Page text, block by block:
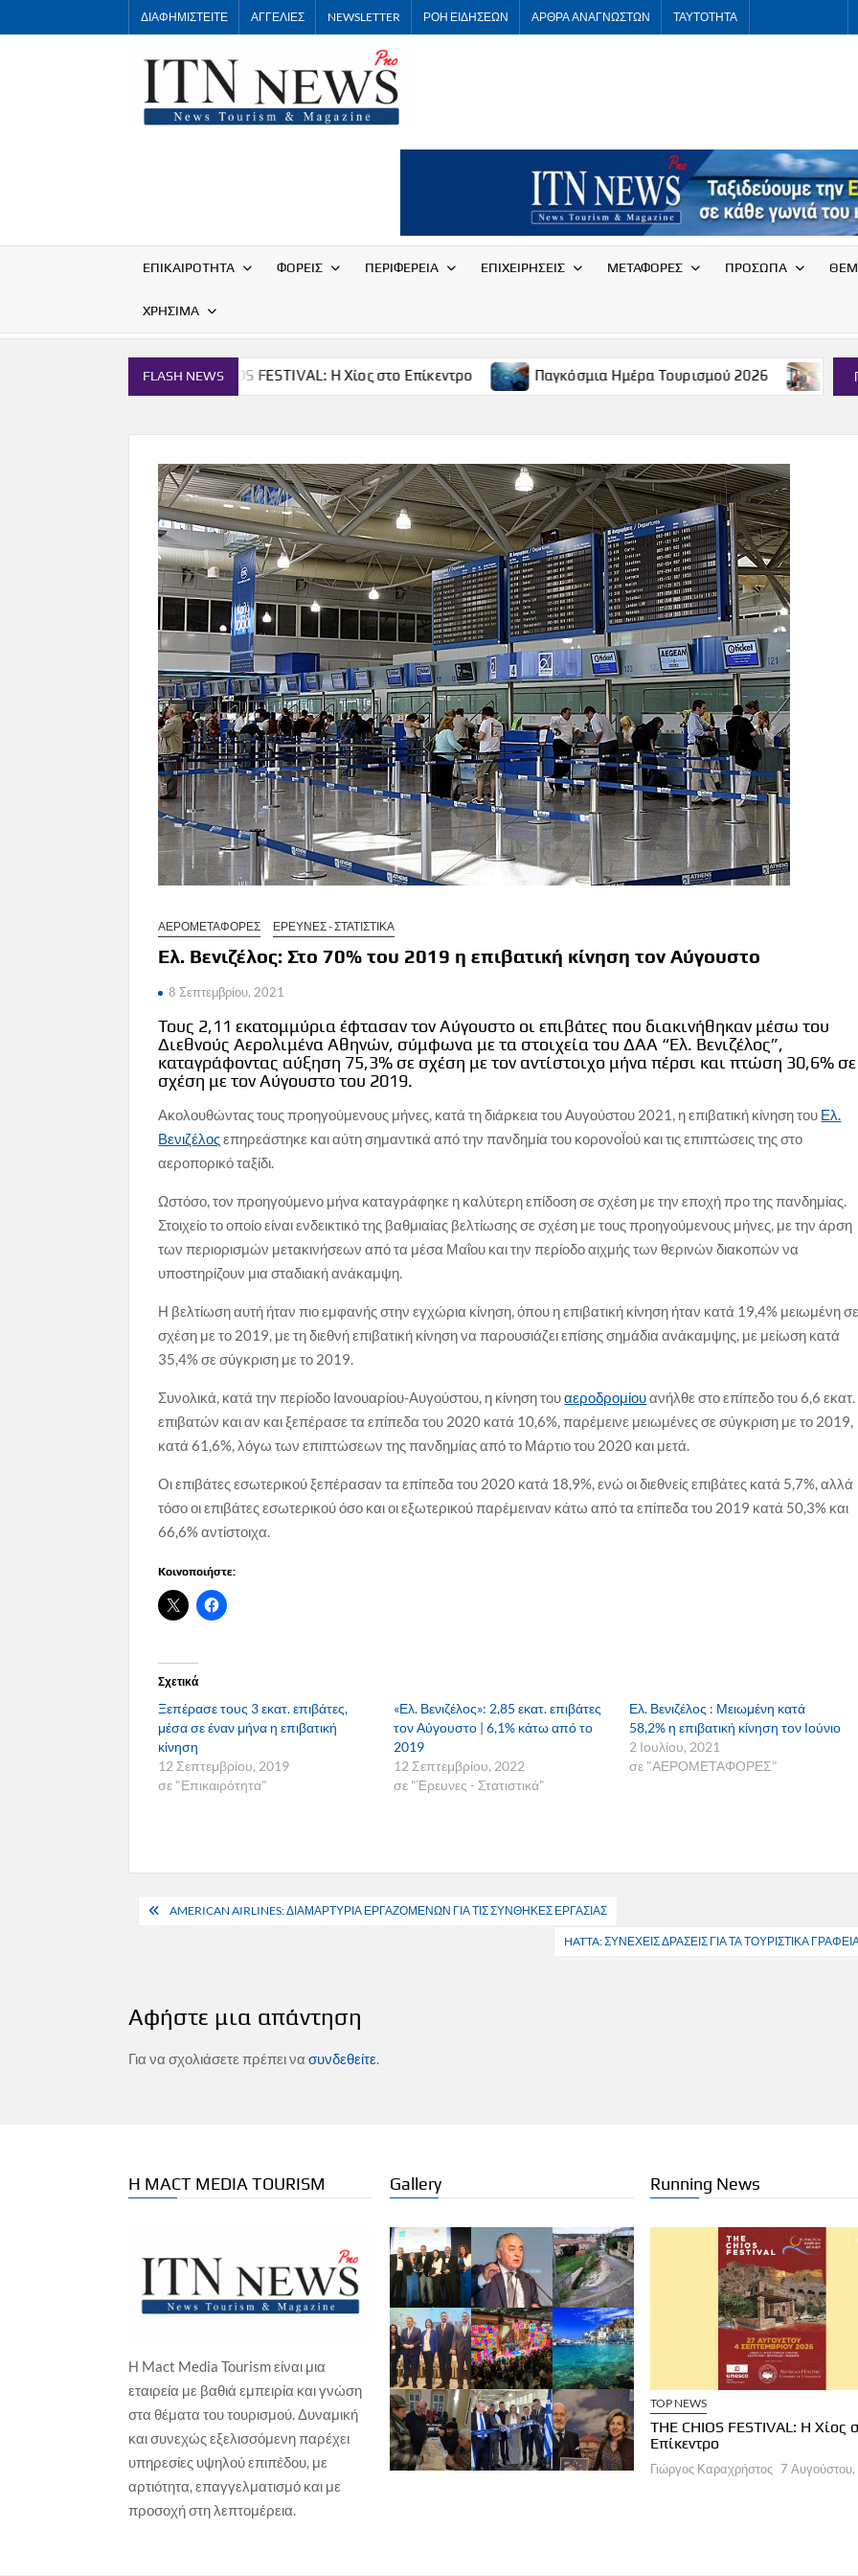
to
ΔΙΑΦΗΜΙΣΤΕΙΤΕ ΑΓΓΕΛΙΕΣ NEWSLETTER ΡΟΗ ΕΙΔΗΣΕΩΝ ΑΡΘΡΑ ΑΝΑΓΝΩΣΤΩΝ ΤΑΥΤΟΤΗΤΑ
News
ΕΠΙΚΑΙΡΟΤΗΤΑ ΦΟΡΕΙΣ ΠΕΡΙΦΕΡΕΙΑ ΕΠΙΧΕΙΡΗΣΕΙΣ ΜΕΤΑΦΟΡΕΣ ΠΡΟΣΩΠΑ
ΧΡΗΣΙΜΑ
FLASH NEWS
THE CHIOS FESTIVAL: Η Χίος στο Επίκεντρο Παγκόσμια Ημέρα Τουρισμού 2026 Συνάντηση
ΑΕΡΟΜΕΤΑΦΟΡΕΣ ΕΡΕΥΝΕΣ - ΣΤΑΤΙΣΤΙΚΑ
Ελ. Βενιζέλος: Στο 70% του 2019 η επιβατική κίνηση τον Αύγουστο
8 Σεπτεμβρίου, 2021
Τους 2,11 εκατομμύρια έφτασαν τον Αύγουστο οι επιβάτες που διακινήθηκαν μέσω του
Διεθνούς Αερολιμένα Αθηνών, σύμφωνα με τα στοιχεία του ΔΑΑ “Ελ. Βενιζέλος”,
καταγράφοντας αύξηση 75,3% σε σχέση με τον αντίστοιχο μήνα πέρσι και πτώση 30,6% σε
σχέση με τον Αύγουστο του 2019.
Ακολουθώντας τους προηγούμενους μήνες, κατά τη διάρκεια του Αυγούστου 2021, η επιβατική κίνηση του Ελ.
Βενιζέλοςεπηρεάστηκε και αύτη σημαντικά από την πανδημία του κορονοΪού και τις επιπτώσεις της στο
αεροπορικό ταξίδι.
Ωστόσο, τον προηγούμενο μήνα καταγράφηκε η καλύτερη επίδοση σε σχέση με την εποχή προ της πανδημίας.
Στοιχείο το οποίο είναι ενδεικτικό της βαθμιαίας βελτίωσης σε σχέση με τους προηγούμενους μήνες, με την άρση
των περιορισμών μετακινήσεων από τα μέσα Μαΐου και την περίοδο αιχμής των θερινών διακοπών να
υποστηρίζουν μια σταδιακή ανάκαμψη.
Η βελτίωση αυτή ήταν πιο εμφανής στην εγχώρια κίνηση, όπου η επιβατική κίνηση ήταν κατά 19,4% μειωμένη
σχέση με το 2019, με τη διεθνή επιβατική κίνηση να παρουσιάζει επίσης σημάδια ανάκαμψης, με μείωση κατά
35,4% σε σύγκριση με το 2019.
Συνολικά, κατά την περίοδο Ιανουαρίου-Αυγούστου, η κίνηση τουαεροδρομίουανήλθε στο επίπεδο του 6,6 εκατ.
επιβατών και αν και ξεπέρασε τα επίπεδα του 2020 κατά 10,6%, παρέμεινε μειωμένες σε σύγκριση με το 2019,
κατά 61,6%, λόγω των επιπτώσεων της πανδημίας από το Μάρτιο του 2020 και μετά.
Οι επιβάτες εσωτερικού ξεπέρασαν τα επίπεδα του 2020 κατά 18,9%, ενώ οι διεθνείς επιβάτες κατά 5,7%, αλλά
τόσο οι επιβάτες εσωτερικού όσο και οι εξωτερικού παρέμειναν κάτω από τα επίπεδα του 2019 κατά 50,3% και
66,6% αντίστοιχα.
Κοινοποιήστε:
Σχετικά
Ξεπέρασε τους 3 εκατ. επιβάτες,
μέσα σε έναν μήνα η επιβατική
κίνηση
12 Σεπτεμβρίου, 2019
σε "Επικαιρότητα"
«Ελ. Βενιζέλος»: 2,85 εκατ. επιβάτες
τον Αύγουστο | 6,1% κάτω από το
2019
12 Σεπτεμβρίου, 2022
σε "Έρευνες - Στατιστικά"
Ελ. Βενιζέλος : Μειωμένη κατά
58,2% η επιβατική κίνηση τον Ιούνιο
2 Ιουλίου, 2021
σε "ΑΕΡΟΜΕΤΑΦΟΡΕΣ"
Πλοήγηση
AMERICAN AIRLINES: ΔΙΑΜΑΡΤΥΡΙΑ ΕΡΓΑΖΟΜΕΝΩΝ ΓΙΑ ΤΙΣ ΣΥΝΘΗΚΕΣ ΕΡΓΑΣΙΑΣ
HATTA: ΣΥΝΕΧΕΙΣ ΔΡΑΣΕΙΣ ΓΙΑ ΤΑ ΤΟΥΡΙΣΤΙΚΑ
Αφήστε μια απάντηση
Για να σχολιάσετε πρέπει νασυνδεθείτε
Η MACT MEDIA TOURISM
Η Mact Media Tourism είναι μια
εταιρεία με βαθιά εμπειρία και γνώση
στα θέματα του τουρισμού. Δυναμική
και συνεχώς εξελισσόμενη παρέχει
υπηρεσίες υψηλού επιπέδου, με
αρτιότητα, επαγγελματισμό και με
προσοχή στη λεπτομέρεια.
Gallery Running News
ΕΠΙΧΕΙΡΗΣΕΙΣ ΞΕΝΟΔΟΧΕΙΑ
Wyndham Hotels & Resorts – Νέο
TRYP by Wyndham στη Χάγη, σε
ιστορικό παραθαλάσσιο
ξενοδοχείο
Γιώργος Καραχρήστος 7 Αυγούστου, 2026
ΕΠΙΧΕΙΡΗΣΕΙΣ ΞΕΝΟΔΟΧΕΙΑ
Isla Brown Corinthia: Αποδράσεις &
Γαστρονομία
Γιώργος Καραχρήστος 7 Αυγούστου, 2026
TOP NEWS
THE CHIOS FESTIVAL: Η Χίος
Επίκεντρο
Γιώργος Καραχρήστος 7